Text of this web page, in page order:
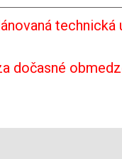
technická
dočasné